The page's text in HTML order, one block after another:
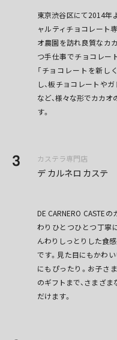
東京渋谷区にて2014年
ャルティチョコレート
オ農園を訪れ良質なカ
つ手仕事でチョコレー
「チョコレートを新し
し、板チョコレートや
など、様々な形でカカ
す。
3 カステラ専門店
デ カルネロ カステ
DE CARNERO CASTE
わりひとつひとつ丁寧
んわりしっとりした食
です。見た目にもかわ
にもぴったり。お子さ
のギフトまで、さまざ
だけます。